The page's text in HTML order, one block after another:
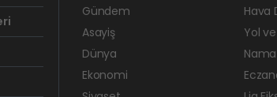
Gündem
Asayiş
Dünya
Ekonomi
Hava
Yol